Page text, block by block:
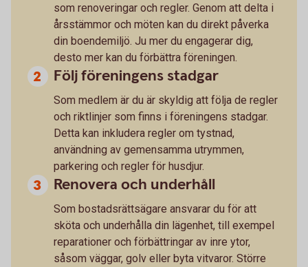
som renoveringar och regler. Genom att delta i
årsstämmor och möten kan du direkt påverka
din boendemiljö. Ju mer du engagerar dig,
desto mer kan du förbättra föreningen.
Följ föreningens stadgar
Som medlem är du är skyldig att följa de regler
och riktlinjer som finns i föreningens stadgar.
Detta kan inkludera regler om tystnad,
användning av gemensamma utrymmen,
parkering och regler för husdjur.
Renovera och underhåll
Som bostadsrättsägare ansvarar du för att
sköta och underhålla din lägenhet, till exempel
reparationer och förbättringar av inre ytor,
såsom väggar, golv eller byta vitvaror. Större